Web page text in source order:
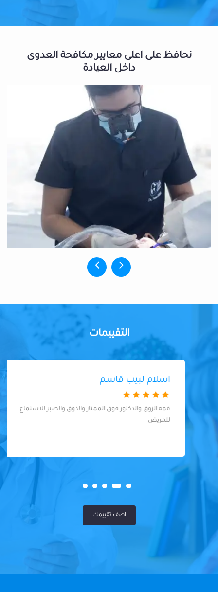
نحافظ على اعلى معايير مكافحة العدوى
داخل العيادة
التقييمات
اسلام لبيب قاسم
قمه الزوق والدكتور فوق الممتاز والذوق والصبر للاستماع
للمريض
اضف تقييمك